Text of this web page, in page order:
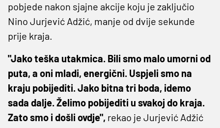
pobjede nakon sjajne akcije koju je zaključio
Nino Jurjević Adžić, manje od dvije sekunde
prije kraja.
"Jako teška utakmica. Bili smo malo umorni od
puta, a oni mladi, energični. Uspjeli smo na
kraju pobijediti. Jako bitna tri boda, idemo
sada dalje. Želimo pobijediti u svakoj do kraja.
Zato smo i došli ovdje", rekao je Jurjević Adžić